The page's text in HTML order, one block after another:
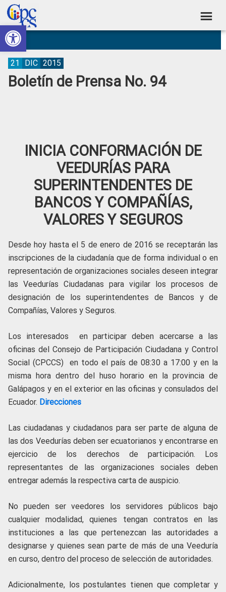
Abrir barra de herramientas
Skip
to
primary
navigation
Skip
to
main
content
Skip
to
primary
sidebar
Skip
to
footer
Consejo
de
Participación
Ciudadana
Construyendo
Poder
Ciudadano
Boletín de Prensa No. 94
21 DIC 2015
INICIA CONFORMACIÓN DE
VEEDURÍAS PARA
SUPERINTENDENTES DE
BANCOS Y COMPAÑÍAS,
VALORES Y SEGUROS
Desde hoy hasta el 5 de enero de 2016 se receptarán las
inscripciones de la ciudadanía que de forma individual o en
representación de organizaciones sociales deseen integrar
las Veedurías Ciudadanas para vigilar los procesos de
designación de los superintendentes de Bancos y de
Compañías, Valores y Seguros.
Los interesados en participar deben acercarse a las
oficinas del Consejo de Participación Ciudadana y Control
Social (CPCCS) en todo el país de 08:30 a 17:00 y en la
misma hora dentro del huso horario en la provincia de
Galápagos y en el exterior en las oficinas y consulados del
Ecuador. Direcciones
Las ciudadanas y ciudadanos para ser parte de alguna de
las dos Veedurías deben ser ecuatorianos y encontrarse en
ejercicio de los derechos de participación. Los
representantes de las organizaciones sociales deben
entregar además la respectiva carta de auspicio.
No pueden ser veedores los servidores públicos bajo
cualquier modalidad, quienes tengan contratos en las
instituciones a las que pertenezcan las autoridades a
designarse y quienes sean parte de más de una Veeduría
en curso, dentro del proceso de selección de autoridades.
Adicionalmente, los postulantes tienen que completar y